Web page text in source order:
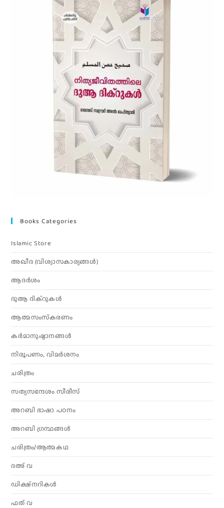
Books Categories
Islamic Store
അഖീദ (വിശ്വാസകാര്യങ്ങള്‍)
ആദര്‍ശം
ദുആ ദിക്റുകൾ
ആത്മസംസ്‌കരണം
കര്‍മാനുഷ്ഠാനങ്ങള്‍
നിരൂപണം, വിമര്‍ശനം
ചരിത്രം
സത്യസന്ദേശം സീരീസ്
അറബി ഭാഷാ പഠനം
അറബി ഗ്രന്ഥങ്ങൾ
ചരിത്രം/ആത്മകഥ
ദഅ് വ
ഡിക്ഷ്നറികൾ
ഫത് വ